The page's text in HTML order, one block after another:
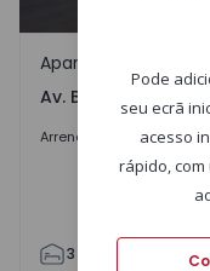
Av. Boavista, Porto
Apartamento
Av. Boavista, Porto
Arrendar 2.300 €/
3
Pode
seu ecrã
acesso
rápido,